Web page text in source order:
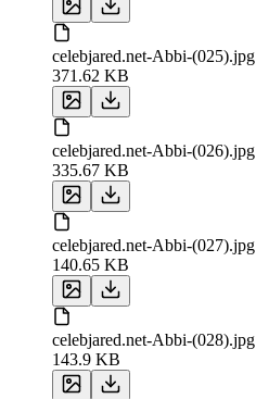
celebjared.net-Abbi-(025).jpg
371.62 KB
celebjared.net-Abbi-(026).jpg
335.67 KB
celebjared.net-Abbi-(027).jpg
140.65 KB
celebjared.net-Abbi-(028).jpg
143.9 KB